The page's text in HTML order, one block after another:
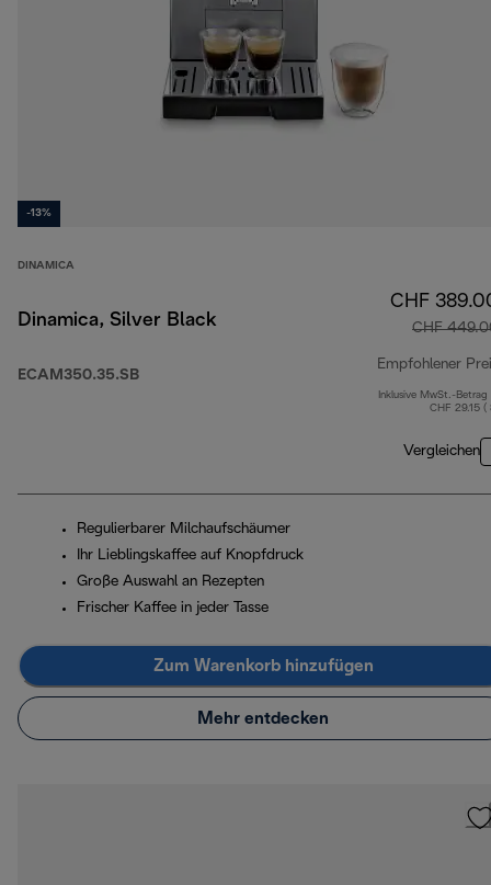
-13%
DINAMICA
Dinamica, Silver Black
ECAM350.35.SB
CHF
CHF
Empfohlener
Inklusive MwSt.-Betrag
CHF 29.15 (
Vergleichen
Regulierbarer Milchaufschäumer
Ihr Lieblingskaffee auf Knopfdruck
Große Auswahl an Rezepten
Frischer Kaffee in jeder Tasse
Zum Warenkorb hinzufügen
Mehr entdecken